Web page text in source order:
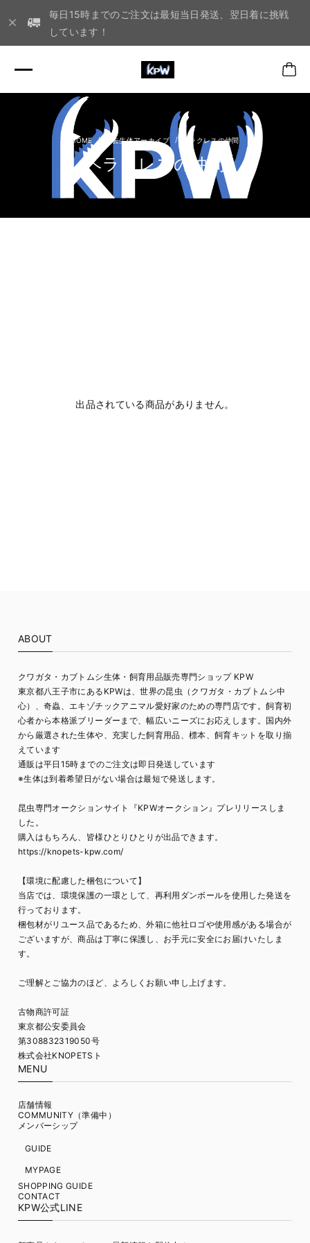
毎日15時までのご注文は最短当日発送、翌日着に挑戦
しています！
過去生体アーカイブ ヘラクレスの仲間
ヘラクレスの仲間
出品されている商品がありません。
ABOUT
クワガタ・カブトムシ生体・飼育用品販売専門ショップ KPW
東京都八王子市にあるKPWは、世界の昆虫（クワガタ・カブトムシ中
心）、奇蟲、エキゾチックアニマル愛好家のための専門店です。飼育初
心者から本格派ブリーダーまで、幅広いニーズにお応えします。国内外
から厳選された生体や、充実した飼育用品、標本、飼育キットを取り揃
えています
通販は平日15時までのご注文は即日発送しています
※生体は到着希望日がない場合は最短で発送します。
昆虫専門オークションサイト『KPWオークション』プレリリースしま
した。
購入はもちろん、皆様ひとりひとりが出品できます。
https://knopets-kpw.com/
【環境に配慮した梱包について】
当店では、環境保護の一環として、再利用ダンボールを使用した発送を
行っております。
梱包材がリユース品であるため、外箱に他社ロゴや使用感がある場合が
ございますが、商品は丁寧に保護し、お手元に安全にお届けいたしま
す。
ご理解とご協力のほど、よろしくお願い申し上げます。
古物商許可証
東京都公安委員会
第308832319050号
株式会社KNOPETSト
MENU
店舗情報
COMMUNITY（準備中）
メンバーシップ
GUIDE
MYPAGE
SHOPPING GUIDE
CONTACT
KPW公式LINE